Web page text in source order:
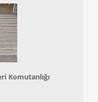
Komutanlığı